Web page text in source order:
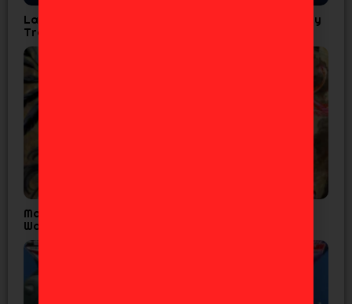
La Cuarta Temporada de Tensura confirma Fecha y
Tráiler
Madoka Magica Confirma Fecha Final para
Walpurgisnacht Rising